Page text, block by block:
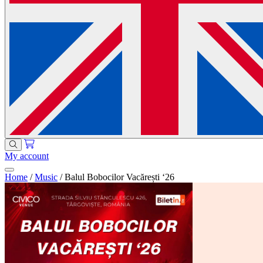
My account
Home / Music / Balul Bobocilor Vacărești ‘26